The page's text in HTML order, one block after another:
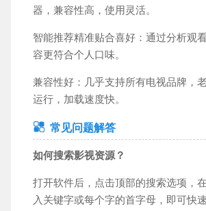
器，兼容性高，使用灵活。
智能推荐精准贴合喜好：通过分析观
容更符合个人口味。
兼容性好：几乎支持所有电视品牌，
运行，加载速度快。
常见问题解答
如何搜索影视资源？
打开软件后，点击顶部的搜索选项，
入关键字或每个字的首字母，即可快